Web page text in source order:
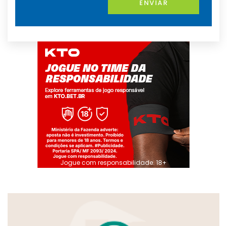
ENVIAR
Jogue com responsabilidade. 18+